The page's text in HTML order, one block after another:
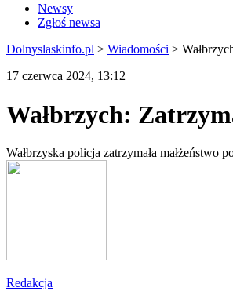
Newsy
Zgłoś newsa
Dolnyslaskinfo.pl > Wiadomości >
17 czerwca 2024, 13:12
Wałbrzych:
Wałbrzyska policja zatrzymała małżeństwo
Redakcja